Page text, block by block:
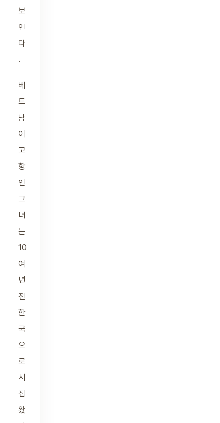
보
인
다
.
베
트
남
이
고
향
인
그
녀
는
10
여
년
전
한
국
으
로
시
집
왔